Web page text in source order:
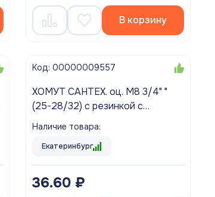
В корзину
Код: 00000009557
ХОМУТ САНТЕХ. оц. М8 3/4" "
(25-28/32) с резинкой с
дюбелем и шурупом (10/160)
Наличие товара:
Екатеринбург
36.60 ₽